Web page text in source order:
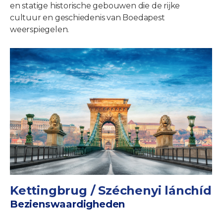
en statige historische gebouwen die de rijke
cultuur en geschiedenis van Boedapest
weerspiegelen.
Kettingbrug / Széchenyi lánchíd
Bezienswaardigheden